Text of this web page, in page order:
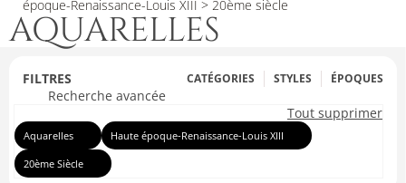
époque-Renaissance-Louis XIII > 20ème siècle
AQUARELLES
FILTRES CATÉGORIES STYLES ÉPOQUES
Recherche avancée
Tout supprimer
Aquarelles Haute époque-Renaissance-Louis XIII
20ème Siècle